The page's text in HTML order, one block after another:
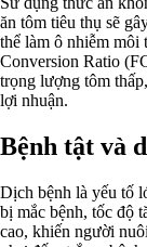
ăn tôm tiêu thụ sẽ
thể làm ô nhiễm môi
Conversion Ratio
trọng lượng tôm
lợi nhuận.
Bệnh tật và
Dịch bệnh là yếu tố
bị mắc bệnh, tốc độ
cao, khiến người